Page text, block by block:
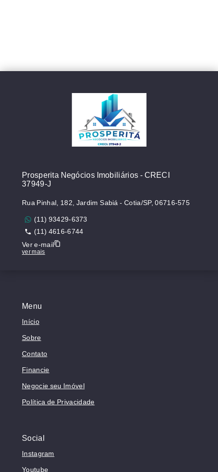
Menu
Início
Sobre
Contato
Financie
Negocie seu Imóvel
Política de Privacidade
Social
Instagram
Youtube
Prosperita Negócios Imobiliários - CRECI
37949-J
Rua Pinhal, 182, Jardim Sabiá - Cotia/SP, 06716-575
(11) 93429-6373
(11) 4616-6744
Ver e-mail
ver mais